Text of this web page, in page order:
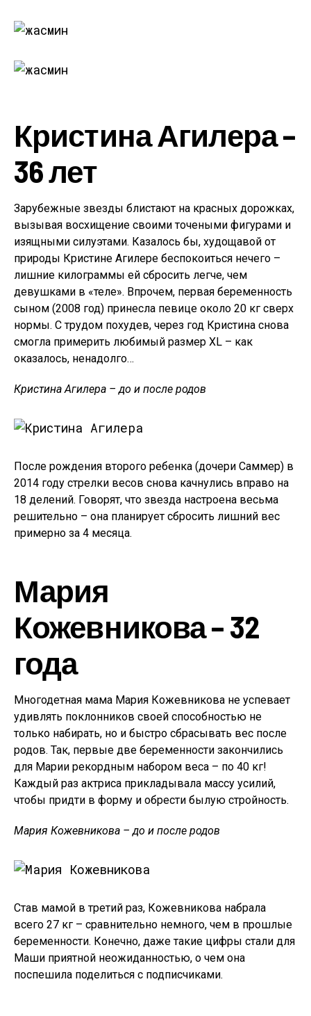
Кристина Агилера –
36 лет
Зарубежные звезды блистают на красных дорожках,
вызывая восхищение своими точеными фигурами и
изящными силуэтами. Казалось бы, худощавой от
природы Кристине Агилере беспокоиться нечего –
лишние килограммы ей сбросить легче, чем
девушками в «теле». Впрочем, первая беременность
сыном (2008 год) принесла певице около 20 кг сверх
нормы. С трудом похудев, через год Кристина снова
смогла примерить любимый размер XL – как
оказалось, ненадолго…
Кристина Агилера – до и после родов
После рождения второго ребенка (дочери Саммер) в
2014 году стрелки весов снова качнулись вправо на
18 делений. Говорят, что звезда настроена весьма
решительно – она планирует сбросить лишний вес
примерно за 4 месяца.
Мария
Кожевникова – 32
года
Многодетная мама Мария Кожевникова не успевает
удивлять поклонников своей способностью не
только набирать, но и быстро сбрасывать вес после
родов. Так, первые две беременности закончились
для Марии рекордным набором веса – по 40 кг!
Каждый раз актриса прикладывала массу усилий,
чтобы придти в форму и обрести былую стройность.
Мария Кожевникова – до и после родов
Став мамой в третий раз, Кожевникова набрала
всего 27 кг – сравнительно немного, чем в прошлые
беременности. Конечно, даже такие цифры стали для
Маши приятной неожиданностью, о чем она
поспешила поделиться с подписчиками.